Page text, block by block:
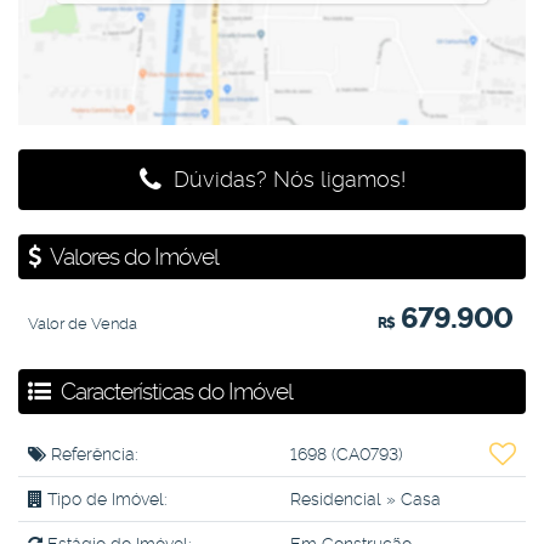
Dúvidas? Nós ligamos!
Valores do Imóvel
R$679.900
Valor de Venda
Características do Imóvel
Referência: 1698 (CA0793)
Tipo de Imóvel: Residencial » Casa